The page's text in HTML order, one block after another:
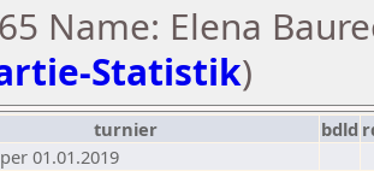
Name: Elena
Statistik)
turnier bdld
01.01.2019